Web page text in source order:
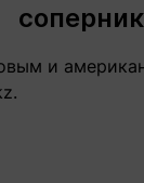
и